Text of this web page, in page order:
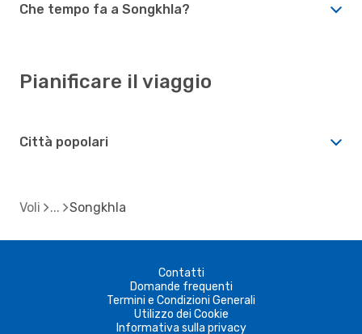
Che tempo fa a Songkhla?
Pianificare il viaggio
Città popolari
Voli Songkhla
Contatti
Domande frequenti
Termini e Condizioni Generali
Utilizzo dei Cookie
Informativa sulla privacy